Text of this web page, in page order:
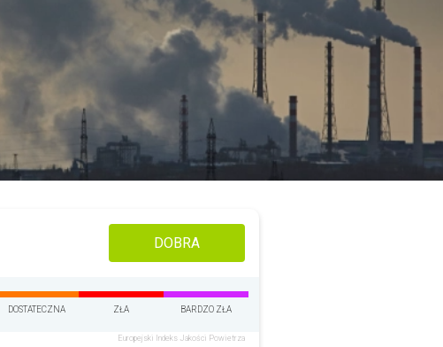
DOBRA
DOSTATECZNA ZŁA BARDZO ZŁA
Europejski Indeks Jakości Powietrza